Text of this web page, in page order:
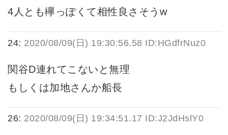
4人とも欅っぽくて相性良さそうw
24: 2020/08/09(日) 19:30:56.58 ID:HGdfrNuz0
関谷D連れてこないと無理
もしくは加地さんか船長
26: 2020/08/09(日) 19:34:51.17 ID:J2JdHslY0